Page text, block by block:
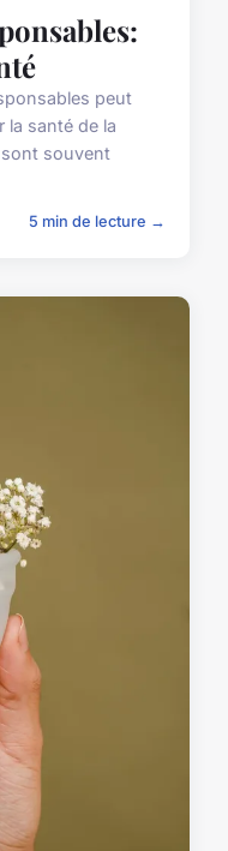
peut
la santé de la
souvent
5 min de lecture →